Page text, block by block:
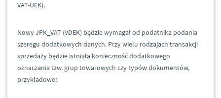
VAT-UEK).
Nowy JPK_VAT (VDEK) będzie wymagał od podatnika podania
szeregu dodatkowych danych. Przy wielu rodzajach transakcji
sprzedaży będzie istniała konieczność dodatkowego
oznaczania tzw. grup towarowych czy typów dokumentów,
przykładowo: